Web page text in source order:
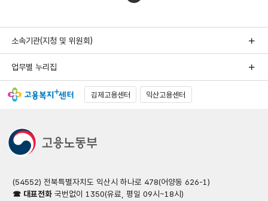
소속기관(지청 및 위원회)
업무별 누리집
김제고용센터 익산고용센터
(54552) 전북특별자치도 익산시 하나로 478(어양동 626-1)
☎ 대표전화 국번없이 1350(유료, 평일 09시~18시)